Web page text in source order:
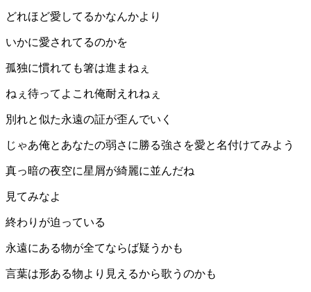
どれほど愛してるかなんかより
いかに愛されてるのかを
孤独に慣れても箸は進まねぇ
ねぇ待ってよこれ俺耐えれねぇ
別れと似た永遠の証が歪んでいく
じゃあ俺とあなたの弱さに勝る強さを愛と名付けてみよう
真っ暗の夜空に星屑が綺麗に並んだね
見てみなよ
終わりが迫っている
永遠にある物が全てならば疑うかも
言葉は形ある物より見えるから歌うのかも